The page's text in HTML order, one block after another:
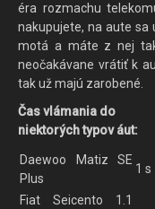
éra rozmachu
nakupujete, na aute sa
motá a máte z nej
neočakávane vrátiť k
tak už majú zarobené.
Čas vlámania do
niektorých typov áut:
Daewoo Matiz SE
Plus
1 s
Fiat Seicento 1.1